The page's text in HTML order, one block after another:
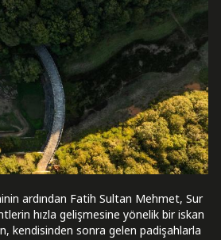
ardından Fatih Sultan Mehmet, Sur
hızla gelişmesine yönelik bir iskan
kendisinden sonra gelen padişahlarla